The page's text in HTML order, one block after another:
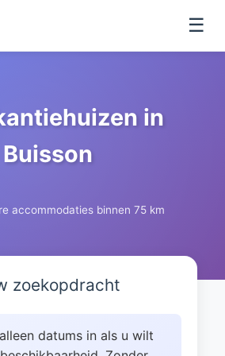
☰
in
Buisson
accommodaties binnen 75 km
zoekopdracht
datums in als u wilt